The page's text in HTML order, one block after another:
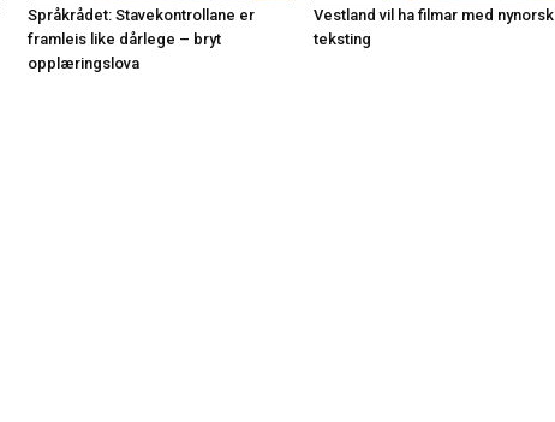
Språkrådet: Stavekontrollane er
framleis like dårlege – bryt
opplæringslova
Vestland vil ha filmar med nynorsk
teksting